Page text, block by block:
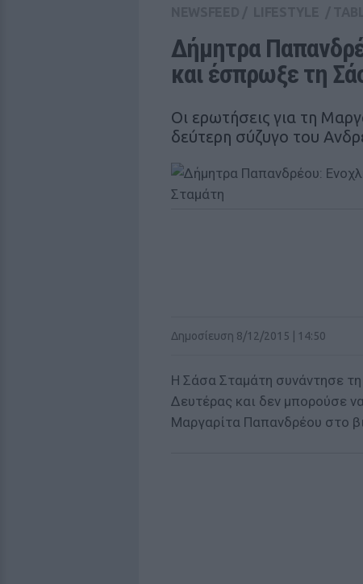
Δήμητρα
και έσπρωξε τη
Οι ερωτήσεις για τη
δεύτερη σύζυγο του
Δημοσίευση 8/12/2015 | 14:50
Η Σάσα Σταμάτη συνάντησε
Δευτέρας και δεν μπορούσε
Μαργαρίτα Παπανδρέου στο